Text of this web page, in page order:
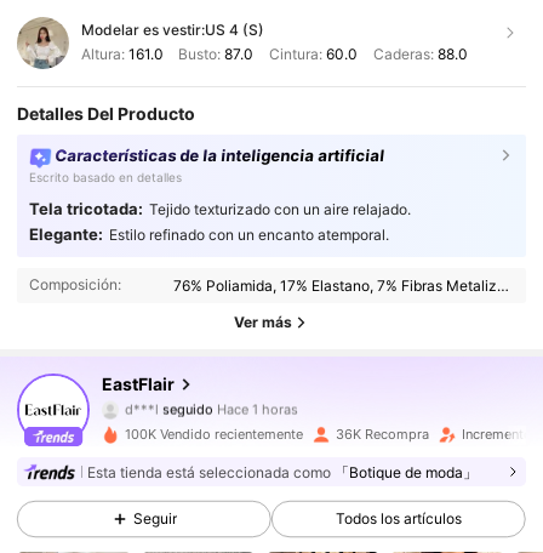
Modelar es vestir:US 4 (S)
Altura: 161.0 Busto:87.0 Cintura: 60.0 Caderas: 88.0
Detalles Del Producto
Características de la inteligencia artificial
Escrito basado en detalles
Tela tricotada: Tejido texturizado con un aire relajado.
Elegante: Estilo refinado con un encanto atemporal.
Composición: 76% Poliamida, 17% Elastano, 7% Fibras Metalizado
Ver más
EastFlair
4,87 149K Seguidores
4,87 149K Seguidores
4,87 149K Seguidores
4,87 149K Seguidores
4,87 149K Seguidores
100K Vendido recientemente 36K Recompra Incremento
Esta tienda está seleccionada como 「Botique de moda」
Seguir Todos los artículos